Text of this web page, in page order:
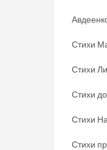
Стихи
Стихи
Стихи
Стихи
Стихи